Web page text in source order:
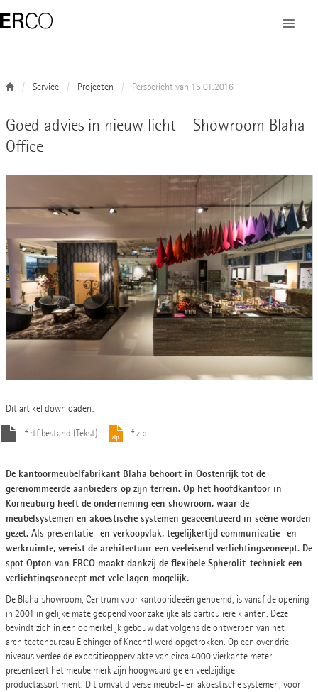
Service Projecten Persbericht van 15.01.2016
Goed advies in nieuw licht – Showroom Blaha
Office
Dit artikel downloaden:
*.rtf bestand (Tekst) *.zip
De kantoormeubelfabrikant Blaha behoort in Oostenrijk tot de
gerenommeerde aanbieders op zijn terrein. Op het hoofdkantoor in
Korneuburg heeft de onderneming een showroom, waar de
meubelsystemen en akoestische systemen geaccentueerd in scène worden
gezet. Als presentatie- en verkoopvlak, tegelijkertijd communicatie- en
werkruimte, vereist de architectuur een veeleisend verlichtingsconcept. De
spot Opton van ERCO maakt dankzij de flexibele Spherolit-techniek een
verlichtingsconcept met vele lagen mogelijk.
De Blaha-showroom, Centrum voor kantoorideeën genoemd, is vanaf de opening
in 2001 in gelijke mate geopend voor zakelijke als particuliere klanten. Deze
bevindt zich in een opmerkelijk gebouw dat volgens de ontwerpen van het
architectenbureau Eichinger of Knechtl werd opgetrokken. Op een over drie
niveaus verdeelde expositieoppervlakte van circa 4000 vierkante meter
presenteert het meubelmerk zijn hoogwaardige en veelzijdige
productassortiment. Dit omvat diverse meubel- en akoestische systemen, voor